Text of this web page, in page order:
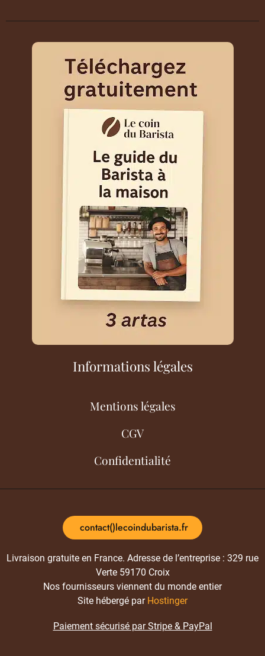
Informations légales
Mentions légales
CGV
Confidentialité
contact()lecoindubarista.fr
Livraison gratuite en France. Adresse de l’entreprise : 329 rue
Verte 59170 Croix
Nos fournisseurs viennent du monde entier
Site hébergé par Hostinger
Paiement sécurisé par Stripe & PayPal